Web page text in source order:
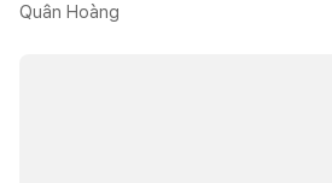
Quân Hoàng